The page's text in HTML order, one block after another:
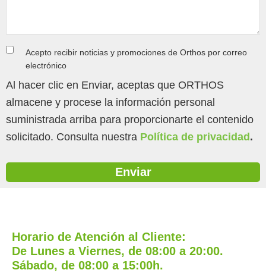
Acepto recibir noticias y promociones de Orthos por correo
electrónico
Al hacer clic en Enviar, aceptas que ORTHOS
almacene y procese la información personal
suministrada arriba para proporcionarte el contenido
solicitado. Consulta nuestra Política de privacidad .
Horario de Atención al Cliente:
De Lunes a Viernes, de 08:00 a 20:00.
Sábado, de 08:00 a 15:00h.